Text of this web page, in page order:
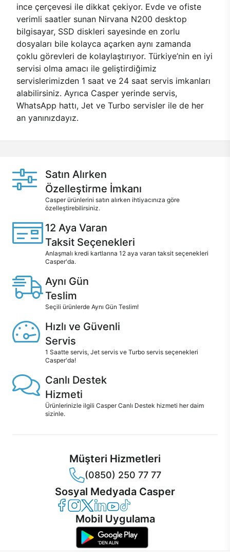
ince çerçevesi ile dikkat çekiyor. Evde ve ofiste
verimli saatler sunan Nirvana N200 desktop
bilgisayar, SSD diskleri sayesinde en zorlu
dosyaları bile kolayca açarken aynı zamanda
çoklu görevleri de kolaylaştırıyor. Türkiye’nin en iyi
servisi olma amacı ile geliştirdiğimiz
servislerimizden 1 saat ve 24 saat servis imkanları
alabilirsiniz. Ayrıca Casper yerinde servis,
WhatsApp hattı, Jet ve Turbo servisler ile de her
an yanınızdayız.
Satın Alırken
Özelleştirme İmkanı
Casper ürünlerini satın alırken ihtiyacınıza göre
özelleştirebilirsiniz.
12 Aya Varan
Taksit Seçenekleri
Anlaşmalı kredi kartlarına 12 aya varan taksit seçenekleri
Casper'da.
Aynı Gün
Teslim
Seçili ürünlerde Aynı Gün Teslim!
Hızlı ve Güvenli
Servis
1 Saatte servis, Jet servis ve Turbo servis seçenekleri
Casper'da!
Canlı Destek
Hizmeti
Ürünlerinizle ilgili Casper Canlı Destek hizmeti her daim
sizinle.
Müşteri Hizmetleri
(0850) 250 77 77
Sosyal Medyada Casper
Casper Facebook
Casper Instagram
Casper Twitter
Casper LinkedIn
Casper YouTube
Casper TikTok
Mobil Uygulama